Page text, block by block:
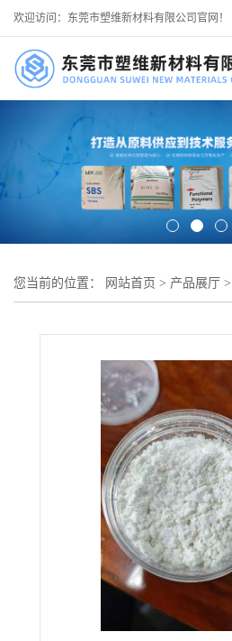
欢迎访问：东莞市塑维新材料有限公司官网！
您当前的位置： 网站首页 > 产品展厅 >
模压工艺易添加分散均匀